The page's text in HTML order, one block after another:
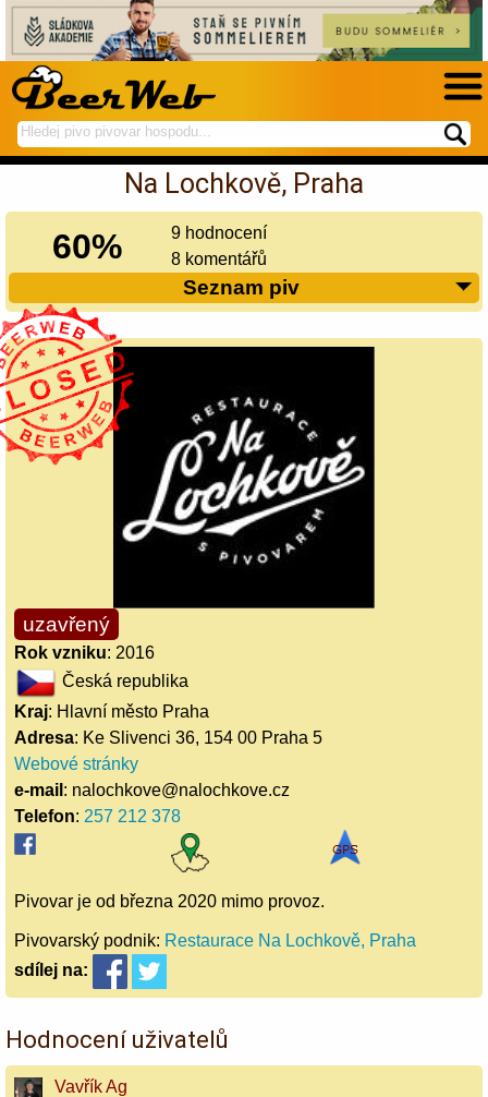
hledej
na
spustí
hledání
Na Lochkově, Praha
60%
9 hodnocení
8 komentářů
Seznam piv
uzavřený
Rok vzniku: 2016
Česká republika
Kraj: Hlavní město Praha
Adresa: Ke Slivenci 36, 154 00 Praha 5
Webové stránky
e-mail : nalochkove@nalochkove.cz
Telefon: 257 212 378
Pivovar je od března 2020 mimo provoz.
Pivovarský podnik: Restaurace Na Lochkově, Praha
sdílej na:
Hodnocení uživatelů
Vavřík Ag